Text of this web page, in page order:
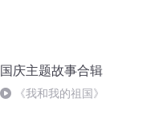
国庆主题故事合辑
《我和我的祖国》